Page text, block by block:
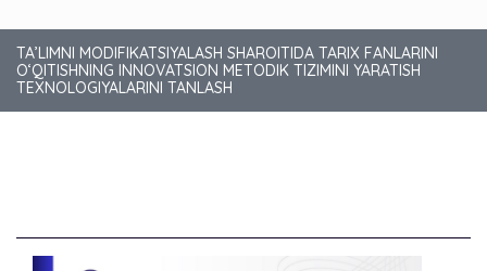
TA’LIMNI MODIFIKATSIYALASH SHAROITIDA TARIX FANLARINI
O‘QITISHNING INNOVATSION METODIK TIZIMINI YARATISH
TEXNOLOGIYALARINI TANLASH